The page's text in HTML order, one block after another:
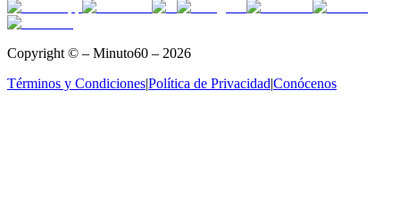
Copyright © – Minuto60 – 2026
Términos y Condiciones|Política de Privacidad|Conócenos